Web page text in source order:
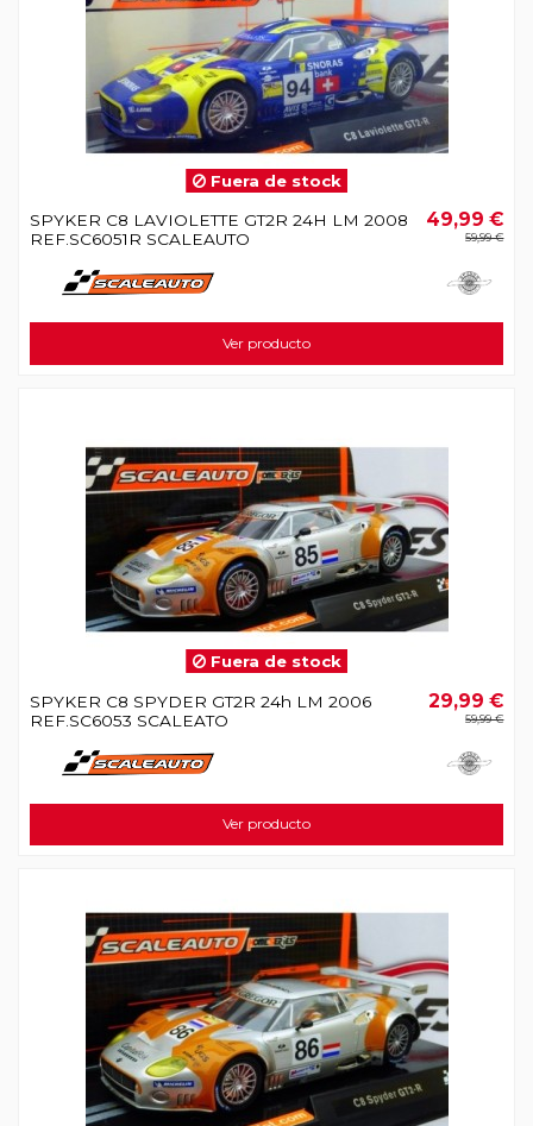
Fuera de stock
SPYKER C8 LAVIOLETTE GT2R 24H LM 2008
REF.SC6051R SCALEAUTO
49,99 €
59,99 €
Ver producto
Fuera de stock
SPYKER C8 SPYDER GT2R 24h LM 2006
REF.SC6053 SCALEATO
29,99 €
59,99 €
Ver producto